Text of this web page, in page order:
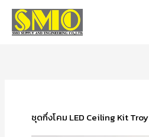
Skip
content
ชุดกึ่งโคม LED Ceiling Kit Troy